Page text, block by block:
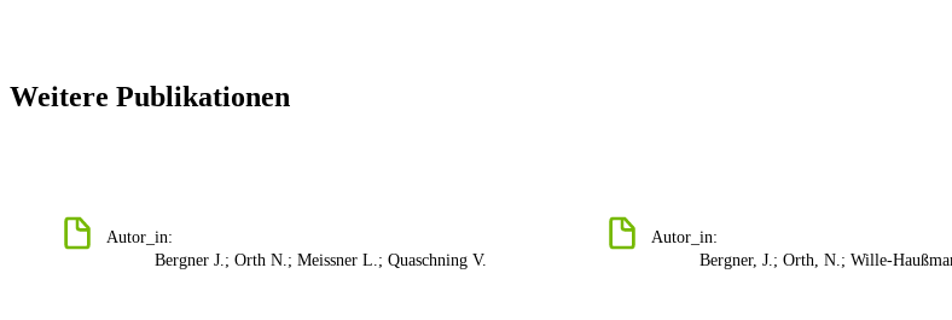
Weitere Publikationen
Autor_in:
Bergner J.; Orth N.; Meissner L.; Quaschning V.
Autor_in:
Bergner, J.; Orth, N.; Wille-